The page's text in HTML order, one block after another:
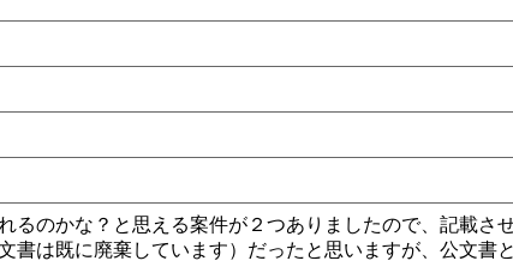
るのかな？と思える案件が２つありましたので、記載さ
は既に廃棄しています）だったと思いますが、公文書